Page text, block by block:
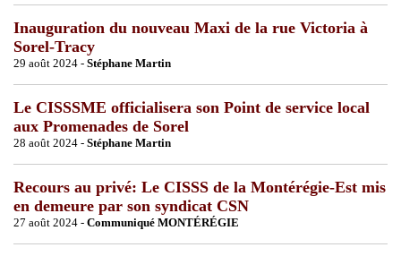
Inauguration du nouveau Maxi de la rue Victoria à
Sorel-Tracy
29 août 2024 - Stéphane Martin
Le CISSSME officialisera son Point de service local
aux Promenades de Sorel
28 août 2024 - Stéphane Martin
Recours au privé: Le CISSS de la Montérégie-Est mis
en demeure par son syndicat CSN
27 août 2024 - Communiqué MONTÉRÉGIE